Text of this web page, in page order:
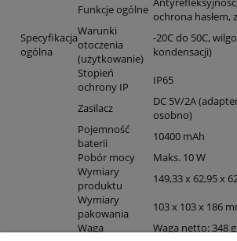
Funkcje ogólne ochrona hasłem,
Specyfikacja
ogólna
Warunki
otoczenia
(użytkowanie)
-20C do 50C,
kondensacji)
Stopień
ochrony IP
IP65
Zasilacz
DC 5V/2A
osobno)
Pojemność
baterii
10400 mAh
Pobór mocy
Maks. 10 W
Wymiary
produktu
149,33 x 62,95 x
Wymiary
pakowania
103 x 103 x 186
Waga
Waga netto: 348